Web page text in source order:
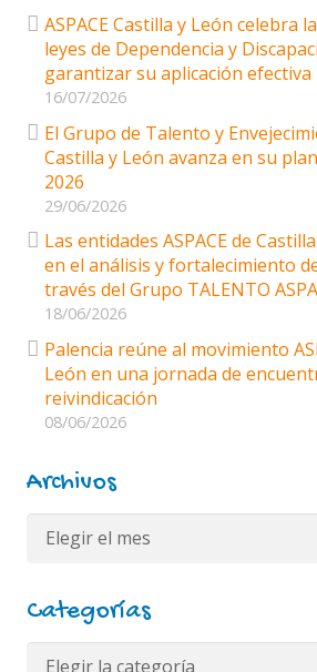
ASPACE Castilla y León celebra
leyes de Dependencia y
garantizar su aplicación efectiva
16/07/2026
El Grupo de Talento y
Castilla y León avanza en su
2026
29/06/2026
Las entidades ASPACE de
en el análisis y fortalecimiento
través del Grupo TALENTO
18/06/2026
Palencia reúne al movimiento
León en una jornada de
reivindicación
08/06/2026
Archivos
Archivos
Categorías
Categorías